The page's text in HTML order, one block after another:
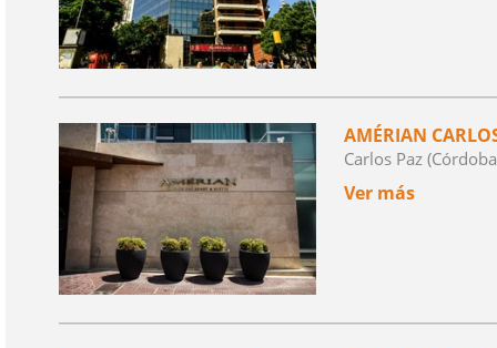
AMÉRIAN
Carlos Paz
Ver más